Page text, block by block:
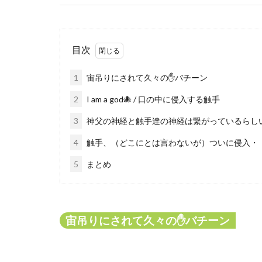
目次
1 宙吊りにされて久々の✋バチーン
2 I am a god🐙 / 口の中に侵入する触手
3 神父の神経と触手達の神経は繋がっているらし
4 触手、（どこにとは言わないが）ついに侵入・
5 まとめ
宙吊りにされて久々の✋バチーン